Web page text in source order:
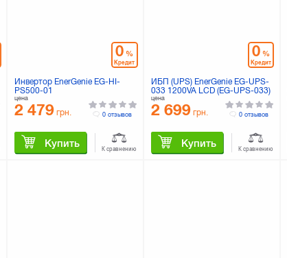
0 %
Кредит
Инвертор EnerGenie EG-HI-
PS500-01
цена
2 479 грн.
Купить
0 отзывов
К сравнению
0 %
Кредит
ИБП (UPS) EnerGenie EG-UPS-
033 1200VA LCD (EG-UPS-033)
цена
2 699 грн.
Купить
0 отзывов
К сравнению